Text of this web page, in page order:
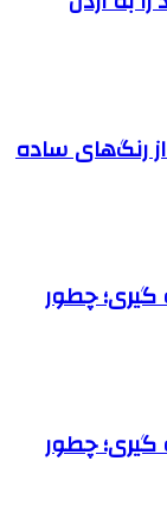
کاغذ دیواری در سال ۲۰۲۶: از رنگ‌های ساده
گیری؛ چطور
گیری؛ چطور